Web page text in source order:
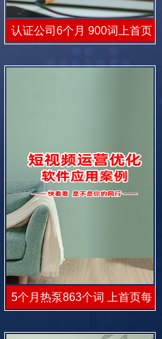
认证公司6个月 900词上首页
5个月热泵863个词 上首页每